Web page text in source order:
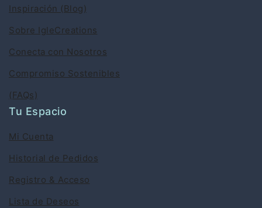
Inspiración (Blog)
Sobre IgleCreations
Conecta con Nosotros
Compromiso Sostenibles
(FAQs)
Tu Espacio
Mi Cuenta
Historial de Pedidos
Registro & Acceso
Lista de Deseos